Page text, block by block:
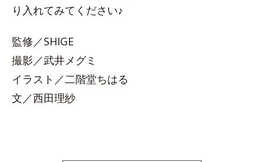
り入れてみてください♪
監修／SHIGE
撮影／武井メグミ
イラスト／二階堂ちはる
文／西田理紗